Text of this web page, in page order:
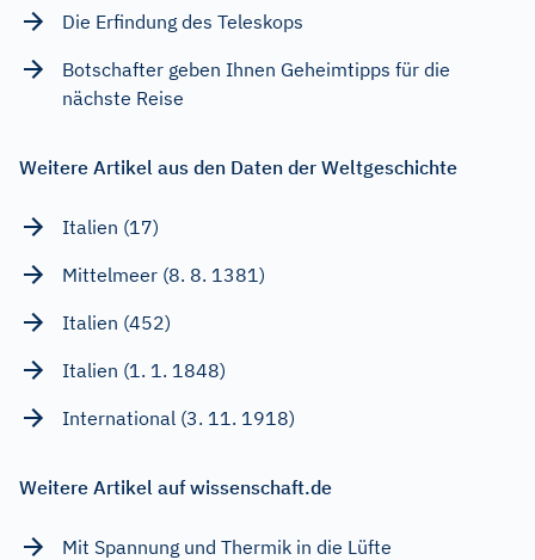
Die Erfindung des Teleskops
Botschafter geben Ihnen Geheimtipps für die
nächste Reise
Weitere Artikel aus den Daten der Weltgeschichte
Italien (17)
Mittelmeer (8. 8. 1381)
Italien (452)
Italien (1. 1. 1848)
International (3. 11. 1918)
Weitere Artikel auf wissenschaft.de
Mit Spannung und Thermik in die Lüfte